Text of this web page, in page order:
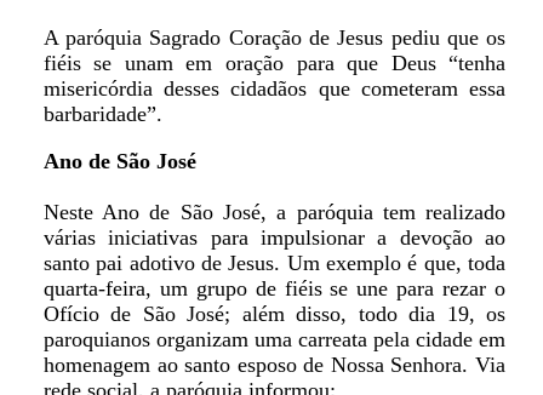
A paróquia Sagrado Coração de Jesus pediu que os
fiéis se unam em oração para que Deus “tenha
misericórdia desses cidadãos que cometeram essa
barbaridade”.
Ano de São José
Neste Ano de São José, a paróquia tem realizado
várias iniciativas para impulsionar a devoção ao
santo pai adotivo de Jesus. Um exemplo é que, toda
quarta-feira, um grupo de fiéis se une para rezar o
Ofício de São José; além disso, todo dia 19, os
paroquianos organizam uma carreata pela cidade em
homenagem ao santo esposo de Nossa Senhora. Via
rede social, a paróquia informou: